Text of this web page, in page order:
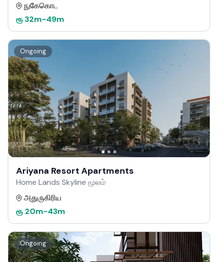
நுகேகொட
ரூ32m-49m
Ongoing
Ariyana Resort Apartments
Home Lands Skyline மூலம்
அதுருகிரிய
ரூ 20m-43m
Ongoing